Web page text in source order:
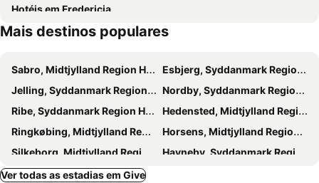
Hotéis em Fredericia
Mais destinos populares
Sabro, Midtjylland Region Hotéis
Esbjerg, Syddanmark Region Hotéis
Jelling, Syddanmark Region Hotéis
Nordby, Syddanmark Region Hotéis
Ribe, Syddanmark Region Hotéis
Hedensted, Midtjylland Region Hotéis
Ringkøbing, Midtjylland Region Hotéis
Horsens, Midtjylland Region Hotéis
Silkeborg, Midtjylland Region Hotéis
Havneby, Syddanmark Region Hotéis
Middelfart, Syddanmark Region Hotéis
Ver todas as estadias em Give